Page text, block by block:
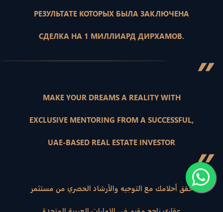
РЕЗУЛЬТАТЕ КОТОРЫХ БЫЛА ЗАКЛЮЧЕНА
СДЕЛКА НА 1 МИЛЛИАРД ДИРХАМОВ.
”
MAKE YOUR DREAMS A REALITY WITH
EXCLUSIVE MENTORING FROM A SUCCESSFUL,
UAE-BASED REAL ESTATE INVESTOR ”حقق أحلامك مع التوجيه والأرشاد الحصري من مستثمر